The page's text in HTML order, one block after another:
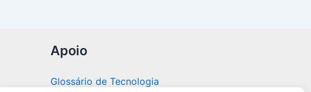
Apoio
Glossário de Tecnologia